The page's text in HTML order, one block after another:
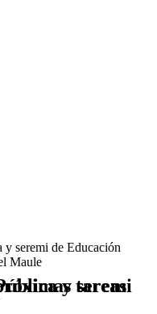
seremi de Educación
Maule